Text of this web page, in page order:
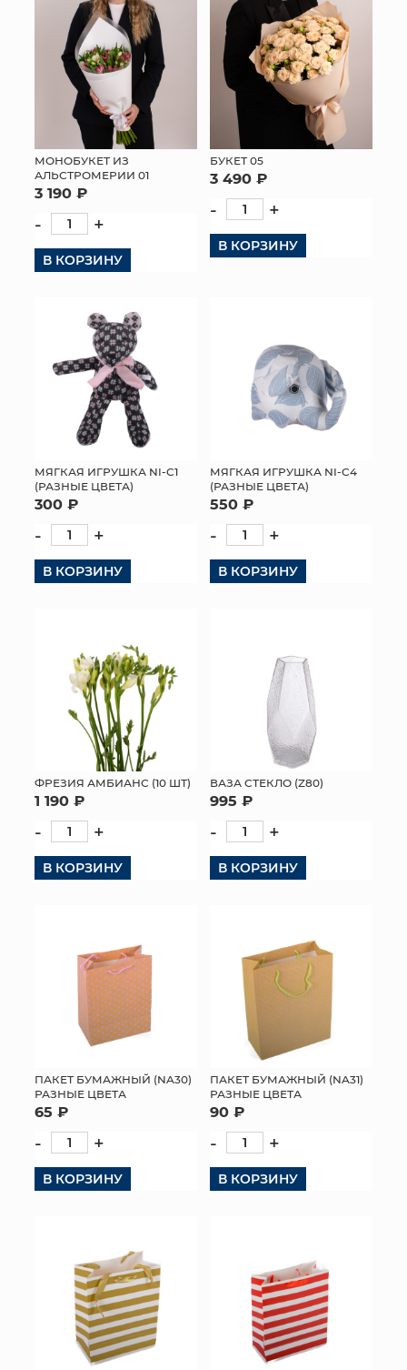
МОНОБУКЕТ ИЗ
АЛЬСТРОМЕРИИ 01
3 190 ₽
- +
В КОРЗИНУ
БУКЕТ 05
3 490 ₽
- +
В КОРЗИНУ
МЯГКАЯ ИГРУШКА NI-C1
(РАЗНЫЕ ЦВЕТА)
300 ₽
- +
В КОРЗИНУ
МЯГКАЯ ИГРУШКА NI-C4
(РАЗНЫЕ ЦВЕТА)
550 ₽
- +
В КОРЗИНУ
ФРЕЗИЯ АМБИАНС (10 ШТ)
1 190 ₽
- +
В КОРЗИНУ
ВАЗА СТЕКЛО (Z80)
995 ₽
- +
В КОРЗИНУ
ПАКЕТ БУМАЖНЫЙ (NA30)
РАЗНЫЕ ЦВЕТА
65 ₽
- +
В КОРЗИНУ
ПАКЕТ БУМАЖНЫЙ (NA31)
РАЗНЫЕ ЦВЕТА
90 ₽
- +
В КОРЗИНУ